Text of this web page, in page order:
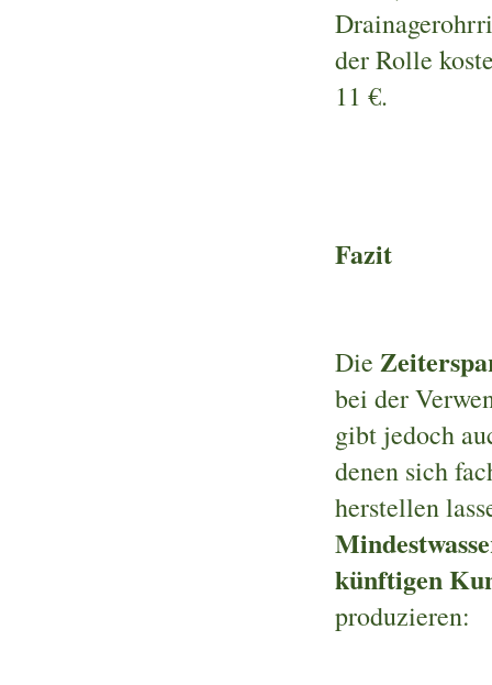
der Rolle
11 €.
Fazit
Die
bei der
gibt jedoch
denen sich
herstellen
künftigen
produzieren: